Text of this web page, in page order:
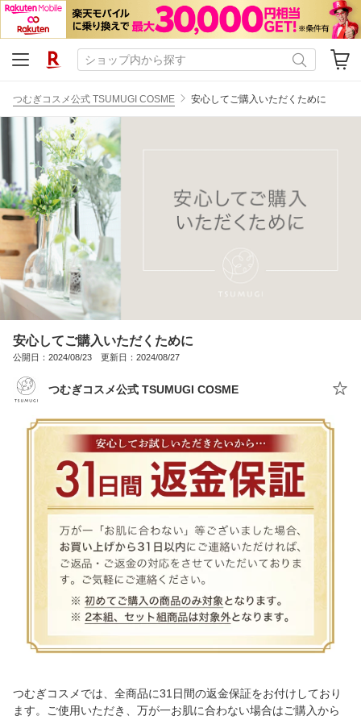
つむぎコスメ公式 TSUMUGI COSME 安心してご購入いただくために
安心してご購入いただくために
公開日：2024/08/23 更新日：2024/08/27
つむぎコスメ公式 TSUMUGI COSME
つむぎコスメでは、全商品に31日間の返金保証をお付けしており
ます。ご使用いただき、万が一お肌に合わない場合はご購入から